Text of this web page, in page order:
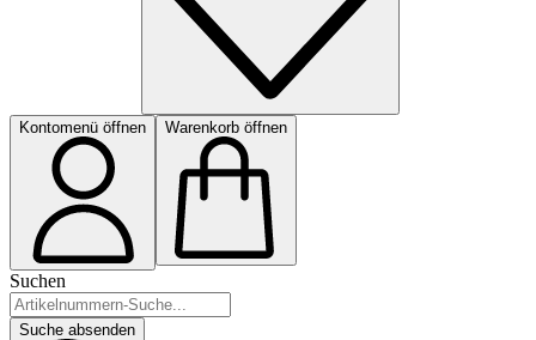
Kontomenü öffnen Warenkorb öffnen
Suchen
Suche absenden